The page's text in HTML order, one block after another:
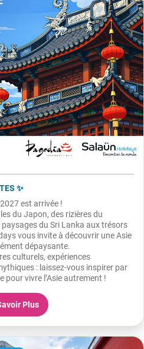
✨
est arrivée !
du Japon, des rizières du
du Sri Lanka aux trésors
vous invite à découvrir une Asie
dépaysante.
culturels, expériences
: laissez-vous inspirer par
pour vivre l’Asie autrement !
Plus